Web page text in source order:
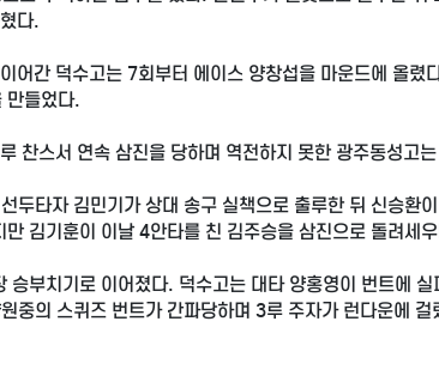
다.
어간 덕수고는 7회부터 에이스 양창섭을 마운드에 올
만들었다.
찬스서 연속 삼진을 당하며 역전하지 못한 광주동성고
두타자 김민기가 상대 송구 실책으로 출루한 뒤 신승환
만 김기훈이 이날 4안타를 친 김주승을 삼진으로 돌려세
승부치기로 이어졌다. 덕수고는 대타 양홍영이 번트에
중의 스퀴즈 번트가 간파당하며 3루 주자가 런다운에